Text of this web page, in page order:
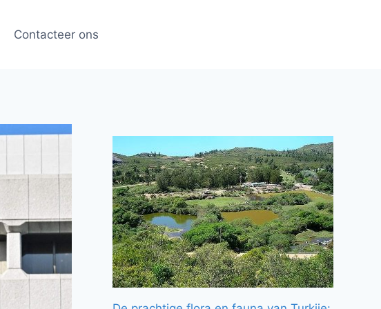
Contacteer ons